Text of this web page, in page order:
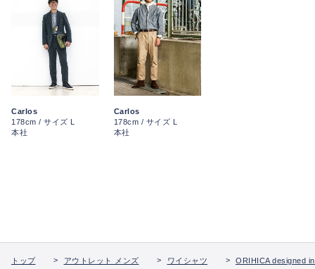
Carlos
178cm / サイズ L
本社
Carlos
178cm / サイズ L
本社
トップ アウトレット メンズ ワイシャツ ORIHICA designed